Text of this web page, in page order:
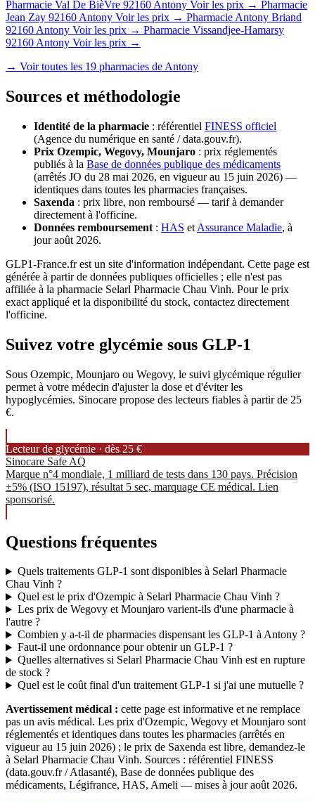
Pharmacie Val De BièVre 92160 Antony Voir les prix → Pharmacie
Jean Zay 92160 Antony Voir les prix → Pharmacie Antony Briand
92160 Antony Voir les prix → Pharmacie Vissandjee-Hamarsy
92160 Antony Voir les prix →
→ Voir toutes les 19 pharmacies de Antony
Sources et méthodologie
Identité de la pharmacie : référentiel FINESS officiel
(Agence du numérique en santé / data.gouv.fr).
Prix Ozempic, Wegovy, Mounjaro : prix réglementés
publiés à la Base de données publique des médicaments
(arrêtés JO du 28 mai 2026, en vigueur au 15 juin 2026) —
identiques dans toutes les pharmacies françaises.
Saxenda : prix libre, non remboursé — tarif à demander
directement à l'officine.
Données remboursement : HAS et Assurance Maladie, à
jour août 2026.
GLP1-France.fr est un site d'information indépendant. Cette page est
générée à partir de données publiques officielles ; elle n'est pas
affiliée à la pharmacie Selarl Pharmacie Chau Vinh. Pour le prix
exact appliqué et la disponibilité du stock, contactez directement
l'officine.
Suivez votre glycémie sous GLP-1
Sous Ozempic, Mounjaro ou Wegovy, le suivi glycémique régulier
permet à votre médecin d'ajuster la dose et d'éviter les
hypoglycémies. Sinocare propose des lecteurs fiables à partir de 25
€.
Lecteur de glycémie · dès 25 €
Sinocare Safe AQ
Marque n°4 mondiale, 1 milliard de tests dans 130 pays. Précision
±5% (ISO 15197), résultat 5 sec, marquage CE médical. Lien
sponsorisé.
Questions fréquentes
Quels traitements GLP-1 sont disponibles à Selarl Pharmacie
Chau Vinh ?
Quel est le prix d'Ozempic à Selarl Pharmacie Chau Vinh ?
Les prix de Wegovy et Mounjaro varient-ils d'une pharmacie à
l'autre ?
Combien y a-t-il de pharmacies dispensant les GLP-1 à Antony ?
Faut-il une ordonnance pour obtenir un GLP-1 ?
Quelles alternatives si Selarl Pharmacie Chau Vinh est en rupture
de stock ?
Quel est le coût final d'un traitement GLP-1 si j'ai une mutuelle ?
Avertissement médical : cette page est informative et ne remplace
pas un avis médical. Les prix d'Ozempic, Wegovy et Mounjaro sont
réglementés et identiques dans toutes les pharmacies (arrêtés en
vigueur au 15 juin 2026) ; le prix de Saxenda est libre, demandez-le
à Selarl Pharmacie Chau Vinh. Sources : référentiel FINESS
(data.gouv.fr / Atlasanté), Base de données publique des
médicaments, Légifrance, HAS, Ameli — mises à jour août 2026.